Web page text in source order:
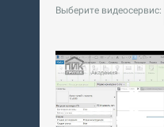
Выберите видеосервис: